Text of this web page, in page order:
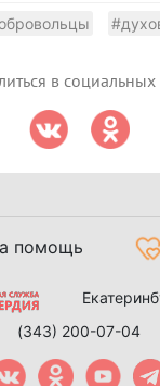
в социальных
помощь
(343) 200-07-04